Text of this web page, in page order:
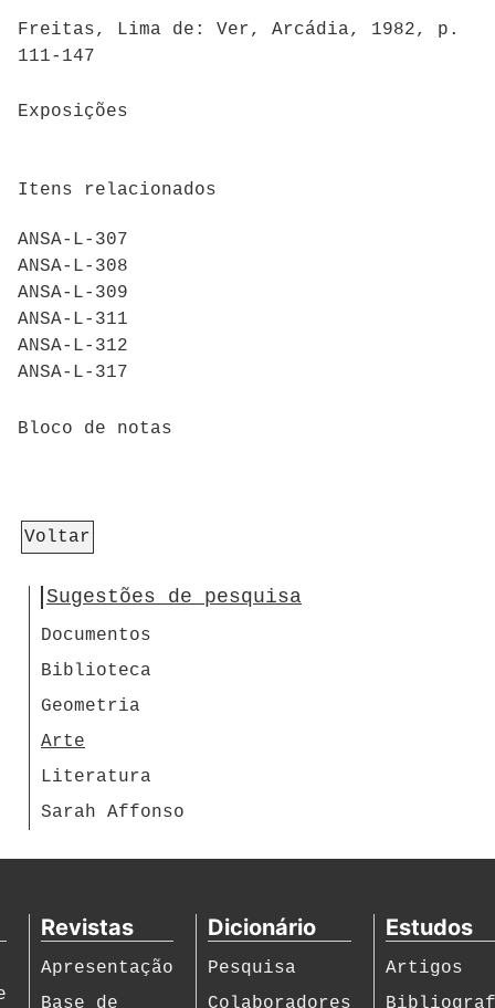
Freitas, Lima de: Ver, Arcádia, 1982, p.
111-147
Exposições
Itens relacionados
ANSA-L-307
ANSA-L-308
ANSA-L-309
ANSA-L-311
ANSA-L-312
ANSA-L-317
Bloco de notas
Voltar
Sugestões de pesquisa
Documentos
Biblioteca
Geometria
Arte
Literatura
Sarah Affonso
Revistas
Apresentação
Base de
Dicionário
Pesquisa
Colaboradores
Estudos
Artigos